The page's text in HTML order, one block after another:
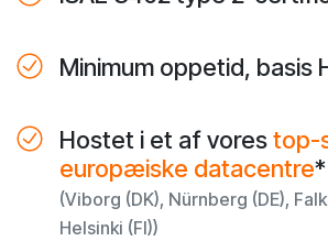
Minimum oppetid, basis
Hostet i et af vorestop-
europæiske datacentre*
(Viborg (DK), Nürnberg (DE),
Helsinki (FI))